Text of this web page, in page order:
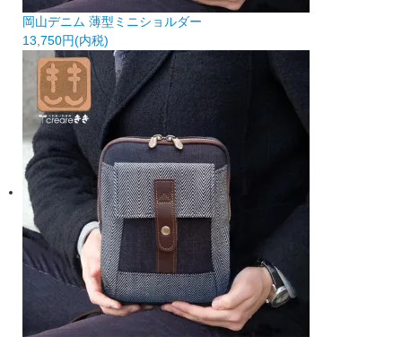
岡山デニム 薄型ミニショルダー
13,750円(内税)